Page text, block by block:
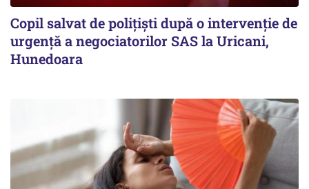
Copil salvat de polițiști după o intervenție de
urgență a negociatorilor SAS la Uricani,
Hunedoara